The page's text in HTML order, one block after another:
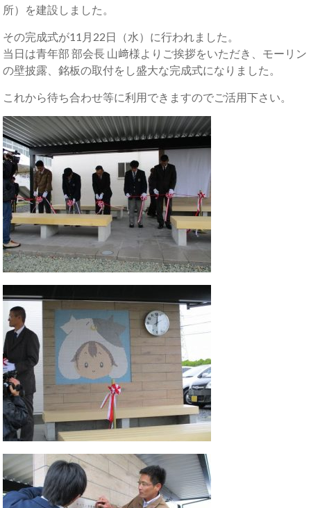
所）を建設しました。
その完成式が11月22日（水）に行われました。
当日は青年部 部会長 山﨑様よりご挨拶をいただき、モーリン
の壁披露、銘板の取付をし盛大な完成式になりました。
これから待ち合わせ等に利用できますのでご活用下さい。